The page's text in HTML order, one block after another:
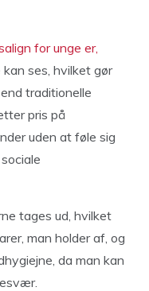
for unge er,
ses, hvilket gør
traditionelle
pris på
uden at føle sig
tages ud, hvilket
man holder af, og
da man kan